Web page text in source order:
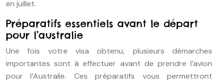
en juillet.
Préparatifs essentiels avant le départ
pour l’australie
Une fois votre visa obtenu, plusieurs démarches
importantes sont à effectuer avant de prendre l’avion
pour l’Australie. Ces préparatifs vous permettront